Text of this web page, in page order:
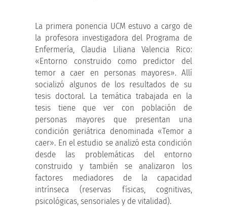
La primera ponencia UCM estuvo a cargo de
la profesora investigadora del Programa de
Enfermería, Claudia Liliana Valencia Rico:
«Entorno construido como predictor del
temor a caer en personas mayores». Allí
socializó algunos de los resultados de su
tesis doctoral. La temática trabajada en la
tesis tiene que ver con población de
personas mayores que presentan una
condición geriátrica denominada «Temor a
caer». En el estudio se analizó esta condición
desde las problemáticas del entorno
construido y también se analizaron los
factores mediadores de la capacidad
intrínseca (reservas físicas, cognitivas,
psicológicas, sensoriales y de vitalidad).